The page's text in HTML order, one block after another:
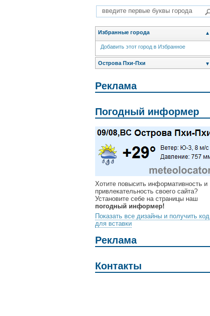
Избранные города ▲
Добавить этот город в Избранное
Острова Пхи-Пхи ▼
Реклама
Погодный информер
Хотите повысить информативность и
привлекательность своего сайта?
Установите себе на страницы наш
погодный информер!
Показать все дизайны и получить код
для вставки
Реклама
Контакты